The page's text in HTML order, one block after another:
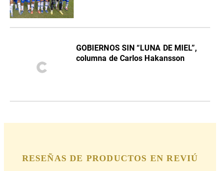
GOBIERNOS SIN “LUNA DE MIEL”,
columna de Carlos Hakansson